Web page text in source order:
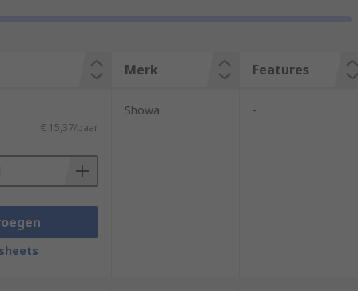
Merk Features
€ 15,37/paar
Showa -